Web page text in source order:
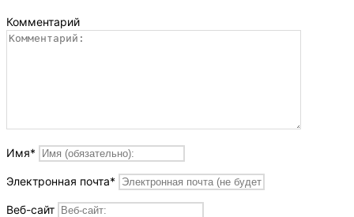
Комментарий
Имя*
Электронная почта*
Веб-сайт